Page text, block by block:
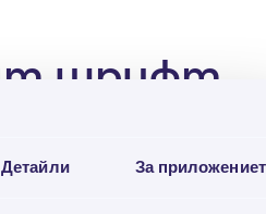
Детайли За
шрифт
кредит,
и договорна